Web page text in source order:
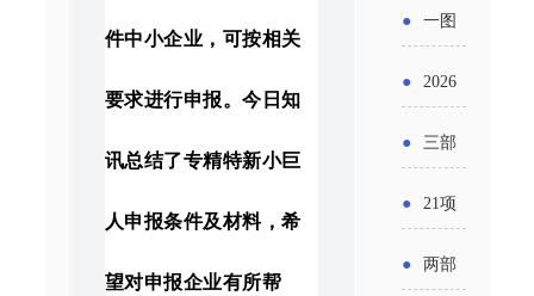
件中小企业，可按相关
要求进行申报。今日知
讯总结了专精特新小巨
人申报条件及材料，希
望对申报企业有所帮
解）
特新中
财政奖
最高可
获1.5%
政贴息
举措激
发各类
经营主
求做好
帮扶小
额信贷
● 一图
法及其
实施条
例新变
● 2026
金投向
领域及
● 三部
五”期间
● 21项
● 两部